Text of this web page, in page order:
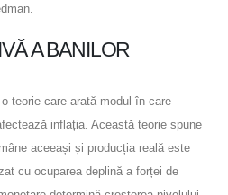
A BANILOR
teorie care arată modul în care
inflația. Această teorie spune
aceeași și producția reală este
cu ocuparea deplină a forței de